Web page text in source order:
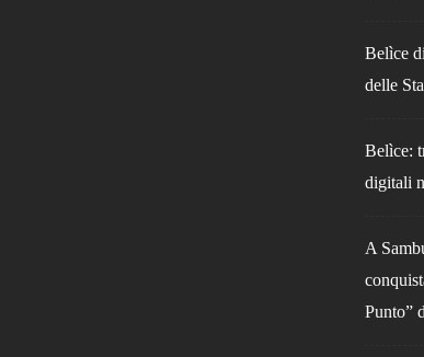
Belìce
delle
Belìce:
digitali
A
Punto”